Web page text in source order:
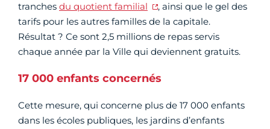
tranches du quotient familial
, ainsi que le gel des
tarifs pour les autres familles de la capitale.
Résultat ? Ce sont 2,5 millions de repas servis
chaque année par la Ville qui deviennent gratuits.
17 000 enfants concernés
Cette mesure, qui concerne plus de 17 000 enfants
dans les écoles publiques, les jardins d’enfants